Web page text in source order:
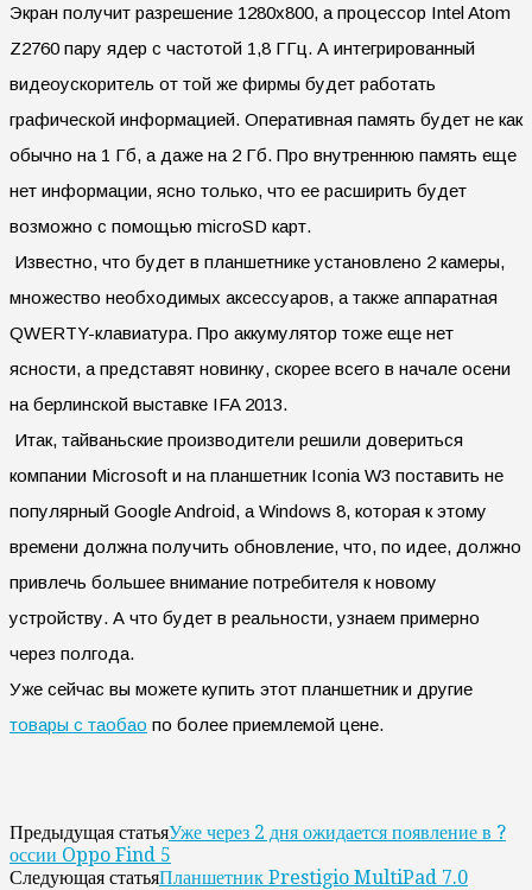
Экран получит разрешение 1280х800, а процессор Intel Atom
Z2760 пару ядер с частотой 1,8 ГГц. А интегрированный
видеоускоритель от той же фирмы будет работать
графической информацией. Оперативная память будет не как
обычно на 1 Гб, а даже на 2 Гб. Про внутреннюю память еще
нет информации, ясно только, что ее расширить будет
возможно с помощью microSD карт.
Известно, что будет в планшетнике установлено 2 камеры,
множество необходимых аксессуаров, а также аппаратная
QWERTY-клавиатура. Про аккумулятор тоже еще нет
ясности, а представят новинку, скорее всего в начале осени
на берлинской выставке IFA 2013.
Итак, тайваньские производители решили довериться
компании Microsoft и на планшетник Iconia W3 поставить не
популярный Google Android, а Windows 8, которая к этому
времени должна получить обновление, что, по идее, должно
привлечь большее внимание потребителя к новому
устройству. А что будет в реальности, узнаем примерно
через полгода.
Уже сейчас вы можете купить этот планшетник и другие
товары с таобао по более приемлемой цене.
Предыдущая статьяУже через 2 дня ожидается появление в ?
оссии Oppo Find 5
Следующая статьяПланшетник Prestigio MultiPad 7.0